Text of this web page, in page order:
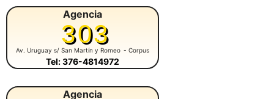
Agencia
303
Av. Uruguay s/ San Martín y Romeo - Corpus
Tel: 376-4814972
Agencia